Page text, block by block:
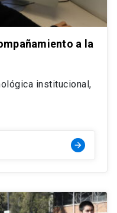
a la
institucional,
arrow_forward